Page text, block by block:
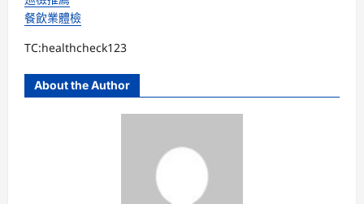
餐飲業體檢
TC:healthcheck123
About the Author